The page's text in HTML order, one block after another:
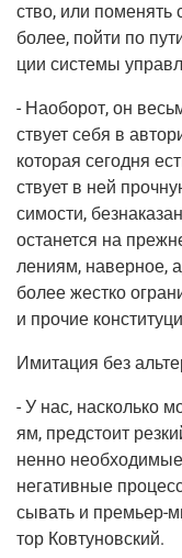
ство, или поме­нять
более, пой­ти по
ции систе­мы
- Наобо­рот, он
ству­ет себя в
кото­рая сего­дня
ству­ет в ней
си­мо­сти,
оста­нет­ся на
ле­ни­ям, навер­ное,
более жест­ко
и про­чие
Ими­та­ция без
- У нас, насколь­ко
ям, пред­сто­ит
нен­но
нега­тив­ные
сы­вать и пре­мьер-
тор Ковтуновский.